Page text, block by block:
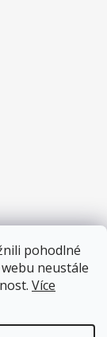
pohodlné
neustále
Více